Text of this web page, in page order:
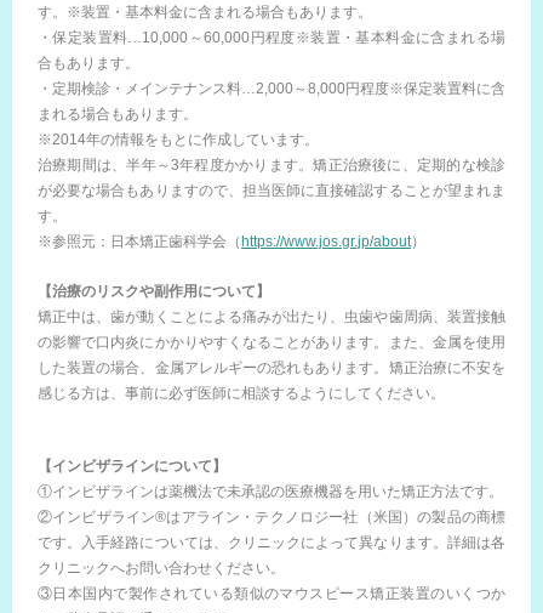
す。※装置・基本料金に含まれる場合もあります。
・保定装置料…10,000～60,000円程度※装置・基本料金に含まれる場
合もあります。
・定期検診・メインテナンス料…2,000～8,000円程度※保定装置料に含
まれる場合もあります。
※2014年の情報をもとに作成しています。
治療期間は、半年～3年程度かかります。矯正治療後に、定期的な検診
が必要な場合もありますので、担当医師に直接確認することが望まれま
す。
※参照元：日本矯正歯科学会（ https://www.jos.gr.jp/about）
【治療のリスクや副作用について】
矯正中は、歯が動くことによる痛みが出たり、虫歯や歯周病、装置接触
の影響で口内炎にかかりやすくなることがあります。また、金属を使用
した装置の場合、金属アレルギーの恐れもあります。矯正治療に不安を
感じる方は、事前に必ず医師に相談するようにしてください。
【インビザラインについて】
①インビザラインは薬機法で未承認の医療機器を用いた矯正方法です。
②インビザライン®はアライン・テクノロジー社（米国）の製品の商標
です。入手経路については、クリニックによって異なります。詳細は各
クリニックへお問い合わせください。
③日本国内で製作されている類似のマウスピース矯正装置のいくつか